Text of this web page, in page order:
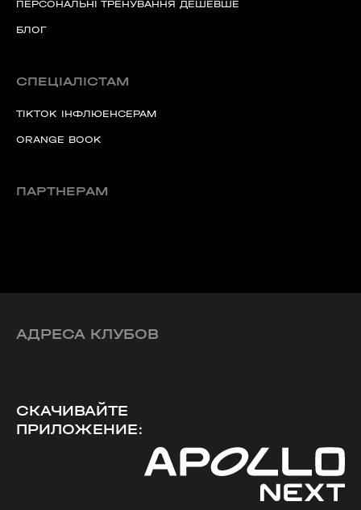
ПЕРСОНАЛЬНІ ТРЕНУВАННЯ ДЕШЕВШЕ
БЛОГ
СПЕЦІАЛІСТАМ
TIKTOK ІНФЛЮЕНСЕРАМ
ORANGE BOOK
ПАРТНЕРАМ
АДРЕСА КЛУБОВ
СКАЧИВАЙТЕ
ПРИЛОЖЕНИЕ: